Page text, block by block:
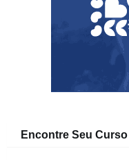
Encontre Seu Curso